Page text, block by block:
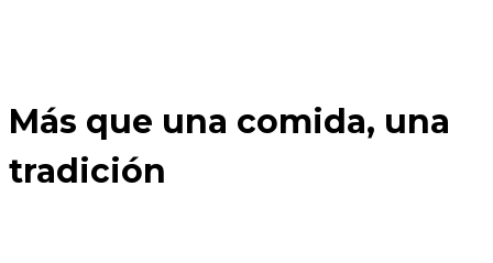
Más que una comida, una
tradición